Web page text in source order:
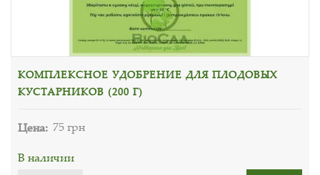
КОМПЛЕКСНОЕ УДОБРЕНИЕ ДЛЯ ПЛОДОВЫХ
КУСТАРНИКОВ (200 Г)
Цена: 75 грн
В наличии